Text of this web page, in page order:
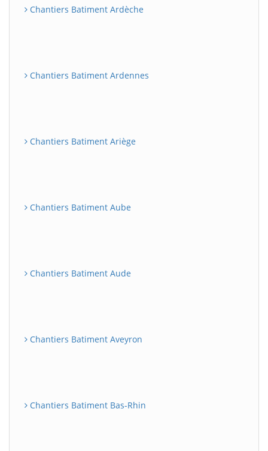
Chantiers Batiment Ardèche
Chantiers Batiment Ardennes
Chantiers Batiment Ariège
Chantiers Batiment Aube
Chantiers Batiment Aude
Chantiers Batiment Aveyron
Chantiers Batiment Bas-Rhin